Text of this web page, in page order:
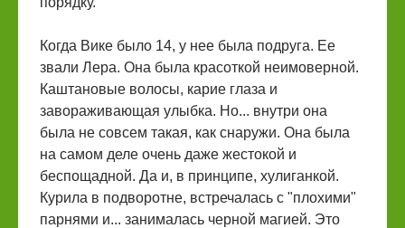
Когда Вике было 14, у нее была подруга. Ее
звали Лера. Она была красоткой неимоверной.
Каштановые волосы, карие глаза и
завораживающая улыбка. Но... внутри она
была не совсем такая, как снаружи. Она была
на самом деле очень даже жестокой и
беспощадной. Да и, в принципе, хулиганкой.
Курила в подворотне, встречалась с "плохими"
парнями и... занималась черной магией. Это